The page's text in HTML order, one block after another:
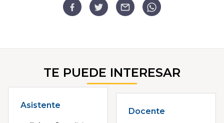
TE PUEDE INTERESAR
Asistente
Docente